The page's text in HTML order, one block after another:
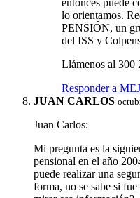
lo orientamos.
PENSIÓN, un
del ISS y
Llámenos al 300
Responder a
JUAN CARLOS
Juan Carlos:
Mi pregunta es la
pensional en el año
puede realizar una
forma, no se sabe si